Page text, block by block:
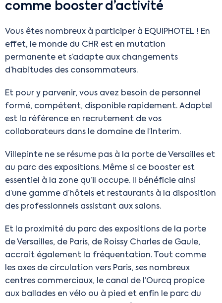
comme booster d’activité
Vous êtes nombreux à participer à EQUIPHOTEL ! En
effet, le monde du CHR est en mutation
permanente et s’adapte aux changements
d’habitudes des consommateurs.
Et pour y parvenir, vous avez besoin de personnel
formé, compétent, disponible rapidement. Adaptel
est la référence en recrutement de vos
collaborateurs dans le domaine de l’Interim.
Villepinte ne se résume pas à la porte de Versailles et
au parc des expositions. Même si ce booster est
essentiel à la zone qu’il occupe. Il bénéficie ainsi
d’une gamme d’hôtels et restaurants à la disposition
des professionnels assistant aux salons.
Et la proximité du parc des expositions de la porte
de Versailles, de Paris, de Roissy Charles de Gaule,
accroit également la fréquentation. Tout comme
les axes de circulation vers Paris, ses nombreux
centres commerciaux, le canal de l’Ourcq propice
aux ballades en vélo ou à pied et enfin le parc du